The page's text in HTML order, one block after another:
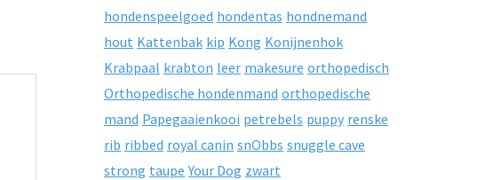
hondenspeelgoed hondentas hondnemand
hout Kattenbak kip Kong Konijnenhok
Krabpaal krabton leer makesure orthopedisch
Orthopedische hondenmand orthopedische
mand Papegaaienkooi petrebels puppy renske
rib ribbed royal canin snObbs snuggle cave
strong taupe Your Dog zwart